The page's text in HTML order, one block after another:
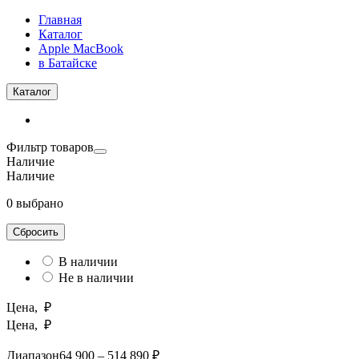
Главная
Каталог
Apple MacBook
в Батайске
Каталог
Фильтр товаров
Наличие
Наличие
0 выбрано
Сбросить
В наличии
Не в наличии
Цена, ₽
Цена, ₽
Диапазон64 900 – 514 890 ₽